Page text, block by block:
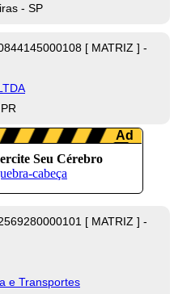
- SP
[ MATRIZ ] -
[ MATRIZ ] -
e Transportes